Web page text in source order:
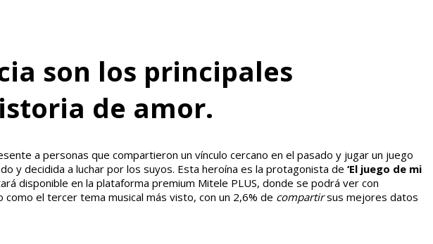
son los principales
de amor.
a personas que compartieron un vínculo cercano en el pasado y jugar un juego
y decidida a luchar por los suyos. Esta heroína es la protagonista de ‘El juego de mi
disponible en la plataforma premium Mitele PLUS, donde se podrá ver con
el tercer tema musical más visto, con un 2,6% de compartirsus mejores datos